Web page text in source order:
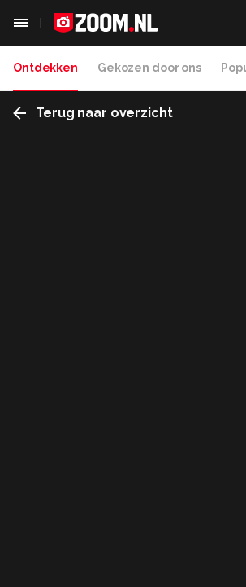
Ontdekken Gekozen door ons
Terug naar overzicht